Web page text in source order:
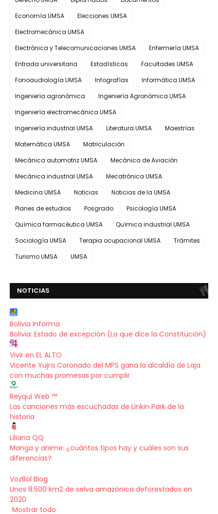
Economía UMSA
Elecciones UMSA
Electromecánica UMSA
Electrónica y Telecomunicaciones UMSA
Enfermería UMSA
Entrada universitaria
Estadísticas
Facultades UMSA
Fonoaudiología UMSA
Infografías
Informática UMSA
Ingeniería agronómica
Ingeniería Agronómica UMSA
Ingeniería electromecánica UMSA
Ingeniería industrial UMSA
Literatura UMSA
Maestrías
Matemática UMSA
Matriculación
Mecánica automotriz UMSA
Mecánica de Aviación
Mecánica industrial UMSA
Mecatrónica UMSA
Medicina UMSA
Noticias
Noticias de la UMSA
Planes de estudios
Posgrado
Psicología UMSA
Química farmacéutica UMSA
Química industrial UMSA
Sociología UMSA
Terapia ocupacional UMSA
Trámites
Turismo UMSA
UMSA
NOTICIAS
Bolivia Informa
Bolivia: Estado de excepción (Lo que dice la Constitución)
Vivir en EL ALTO
Vicente Yujra Coronado del MPS gana la alcaldía de Laja
con muchas promesas por cumplir
Reyqui Web ™
Las canciones más escuchadas de Linkin Park de la
historia
Liliana QQ
Manga y anime: ¿cuántos tipos hay y cuáles son sus
diferencias?
VozBol Blog
Unos 8.500 km2 de selva amazónica deforestados en
2020
Mostrar todo